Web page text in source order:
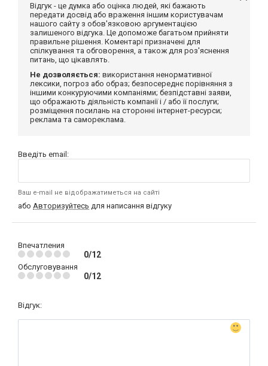
Відгук - це думка або оцінка людей, які бажають
передати досвід або враження іншим користувачам
нашого сайту з обов'язковою аргументацією
залишеного відгука. Це допоможе багатьом прийняти
правильне рішення. Коментарі призначені для
спілкування та обговорення, а також для роз'яснення
питань, що цікавлять.
Не дозволяється: використання ненормативної
лексики, погроз або образ; безпосереднє порівняння з
іншими конкуруючими компаніями; безпідставні заяви,
що ображають діяльність компанії і / або її послуги;
розміщення посилань на сторонні інтернет-ресурси;
реклама та самореклама.
Введіть email:
Ваш e-mail не відображатиметься на сайті
або Авторизуйтесь для написання відгуку
Впечатления
0/12
Обслуговування
0/12
Відгук: